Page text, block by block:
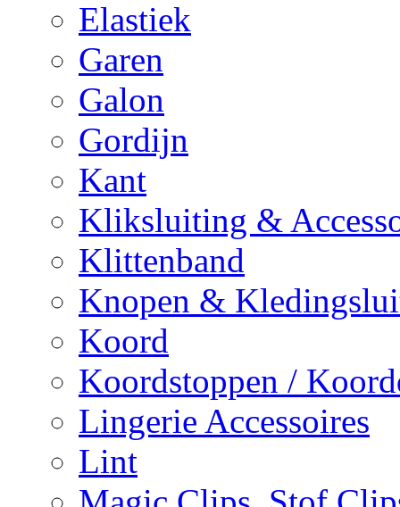
Elastiek
Garen
Galon
Gordijn
Kant
Kliksluiting &
Klittenband
Knopen &
Koord
Koordstoppen /
Lingerie Accessoires
Lint